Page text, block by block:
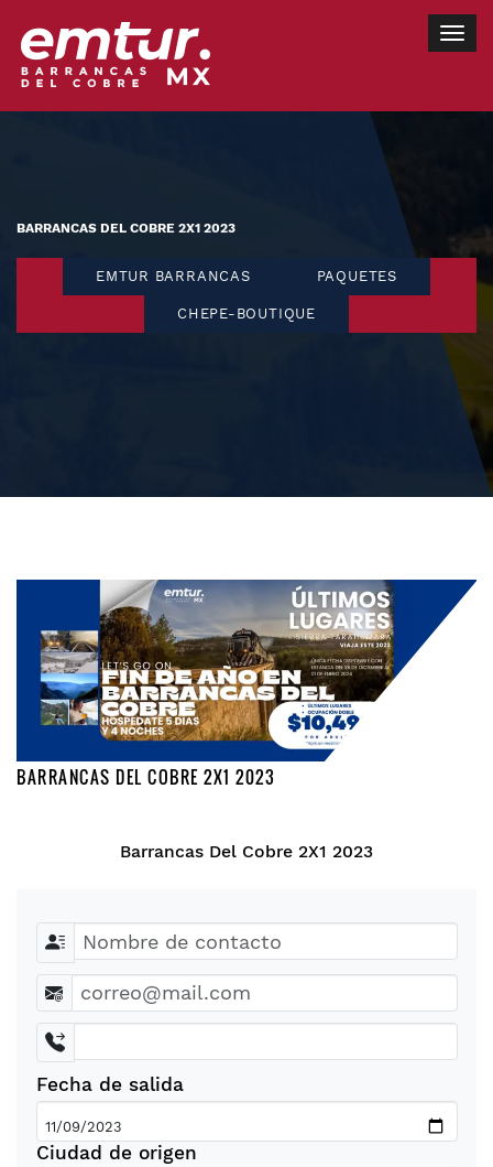
BARRANCAS DEL COBRE 2X1 2023
EMTUR BARRANCAS PAQUETES
CHEPE-BOUTIQUE
BARRANCAS DEL COBRE 2X1 2023
Barrancas Del Cobre 2X1 2023
Fecha de salida
Ciudad de origen